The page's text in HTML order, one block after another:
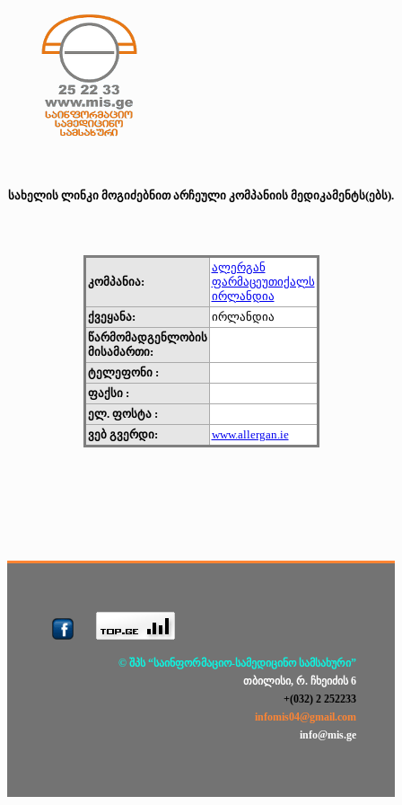
სახელის ლინკი მოგიძებნით არჩეული კომპანიის მედიკამენტს(ებს).
კომპანია:
ალერგან
ფარმაცეუთიქალს
ირლანდია
ქვეყანა:
ირლანდია
წარმომადგენლობის
მისამართი:
ტელეფონი :
ფაქსი :
ელ. ფოსტა :
ვებ გვერდი:
www.allergan.ie
© შპს “საინფორმაციო-სამედიცინო სამსახური”
თბილისი, რ. ჩხეიძის 6
+(032) 2 252233
infomis04@gmail.com
info@mis.ge